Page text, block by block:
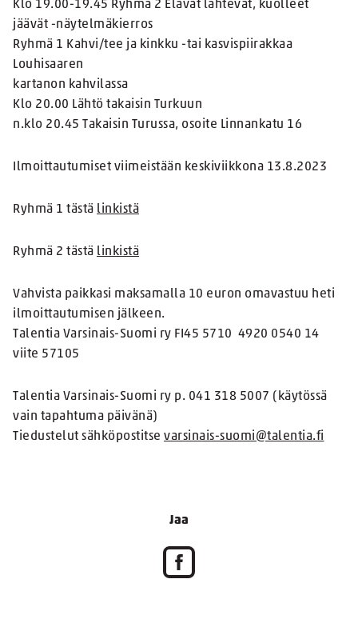
Klo 19.00-19.45 Ryhmä 2 Elävät lähtevät, kuolleet
jäävät -näytelmäkierros
Ryhmä 1 Kahvi/tee ja kinkku -tai kasvispiirakkaa
Louhisaaren
kartanon kahvilassa
Klo 20.00 Lähtö takaisin Turkuun
n.klo 20.45 Takaisin Turussa, osoite Linnankatu 16
Ilmoittautumiset viimeistään keskiviikkona 13.8.2023
Ryhmä 1 tästä linkistä
Ryhmä 2 tästä linkistä
Vahvista paikkasi maksamalla 10 euron omavastuu heti
ilmoittautumisen jälkeen.
Talentia Varsinais-Suomi ry FI45 5710 4920 0540 14
viite 57105
Talentia Varsinais-Suomi ry p. 041 318 5007 (käytössä
vain tapahtuma päivänä)
Tiedustelut sähköpostitse varsinais-suomi@talentia.fi
Jaa